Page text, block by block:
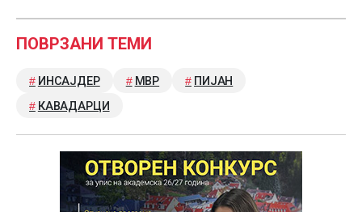
ПОВРЗАНИ ТЕМИ
ИНСАЈДЕР МВР
ПИЈАН
КАВАДАРЦИ